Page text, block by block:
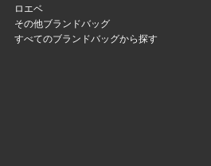
ロエベ
その他ブランドバッグ
すべてのブランドバッグから探す